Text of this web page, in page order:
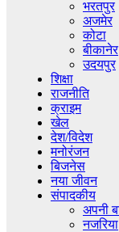
भरतपुर
अजमेर
कोटा
बीकानेर
उदयपुर
शिक्षा
राजनीति
क्राइम
खेल
देश/विदेश
मनोरंजन
बिजनेस
नया जीवन
संपादकीय
अपनी
नजरिया